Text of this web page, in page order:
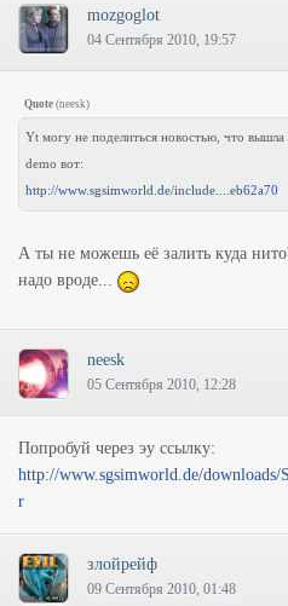
mozgoglot
04 Сентября 2010, 19:57
Quote (neesk)
Yt могу не поделиться новостью, что
demo вот:
http://www.sgsimworld.de/include....eb62a70
А ты не можешь её залить куда
надо вроде...
neesk
05 Сентября 2010, 12:28
Попробуй через эу ссылку:
http://www.sgsimworld.de/downloads/
r
злойрейф
09 Сентября 2010, 01:48